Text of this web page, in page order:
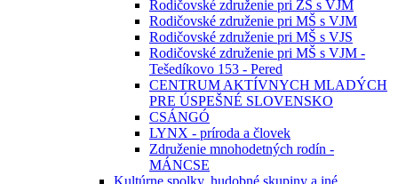
Rodičovské združenie pri ZŠ s VJM
Rodičovské združenie pri MŠ s VJM
Rodičovské združenie pri MŠ s VJS
Rodičovské združenie pri MŠ s VJM -
Tešedíkovo 153 - Pered
CENTRUM AKTÍVNYCH MLADÝCH
PRE ÚSPEŠNÉ SLOVENSKO
CSÁNGÓ
LYNX - príroda a človek
Združenie mnohodetných rodín -
MÁNCSE
Kultúrne spolky, hudobné skupiny a iné